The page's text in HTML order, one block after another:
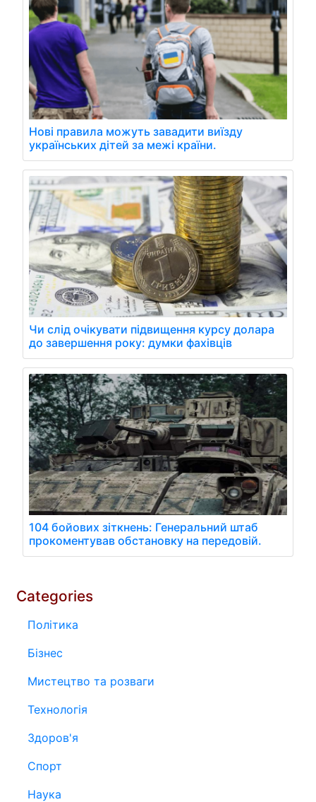
Нові правила можуть завадити виїзду
українських дітей за межі країни.
Чи слід очікувати підвищення курсу долара
до завершення року: думки фахівців
104 бойових зіткнень: Генеральний штаб
прокоментував обстановку на передовій.
Categories
Політика
Бізнес
Мистецтво та розваги
Технологія
Здоров'я
Спорт
Наука